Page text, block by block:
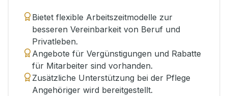
Bietet flexible Arbeitszeitmodelle zur
besseren Vereinbarkeit von Beruf und
Privatleben.
Angebote für Vergünstigungen und Rabatte
für Mitarbeiter sind vorhanden.
Zusätzliche Unterstützung bei der Pflege
Angehöriger wird bereitgestellt.